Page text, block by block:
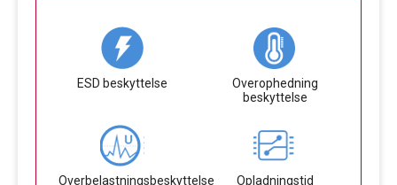
ESD beskyttelse
Overophedning
beskyttelse
Overbelastningsbeskyttelse
Opladningstid